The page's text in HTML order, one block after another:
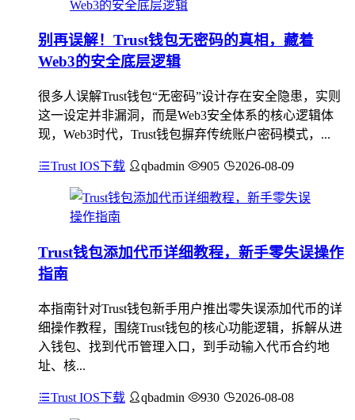
别再误解！Trust钱包无密码的真相，藏着
Web3的安全底层逻辑
很多人误解Trust钱包“无密码”设计存在安全隐患，实则
这一设定并非漏洞，而是Web3安全体系的核心逻辑体
现，Web3时代，Trust钱包摒弃传统账户密码模式，...
Trust IOS下载 qbadmin 905 2026-08-09
Trust钱包添加代币详细教程，新手零失误操作
指南
本指南针对Trust钱包新手用户推出零失误添加代币的详
细操作教程，围绕Trust钱包的核心功能逻辑，拆解从进
入钱包、找到代币管理入口，到手动输入代币合约地
址、核...
Trust IOS下载 qbadmin 930 2026-08-08